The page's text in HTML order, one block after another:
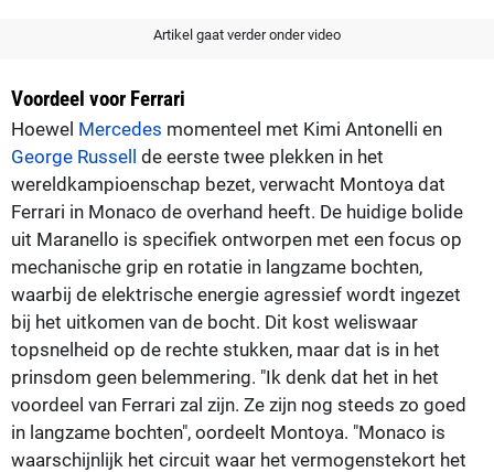
Artikel gaat verder onder video
Voordeel voor Ferrari
Hoewel Mercedes momenteel met Kimi Antonelli en
George Russell de eerste twee plekken in het
wereldkampioenschap bezet, verwacht Montoya dat
Ferrari in Monaco de overhand heeft. De huidige bolide
uit Maranello is specifiek ontworpen met een focus op
mechanische grip en rotatie in langzame bochten,
waarbij de elektrische energie agressief wordt ingezet
bij het uitkomen van de bocht. Dit kost weliswaar
topsnelheid op de rechte stukken, maar dat is in het
prinsdom geen belemmering. "Ik denk dat het in het
voordeel van Ferrari zal zijn. Ze zijn nog steeds zo goed
in langzame bochten", oordeelt Montoya. "Monaco is
waarschijnlijk het circuit waar het vermogenstekort het